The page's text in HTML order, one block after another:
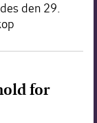
den 29.
for